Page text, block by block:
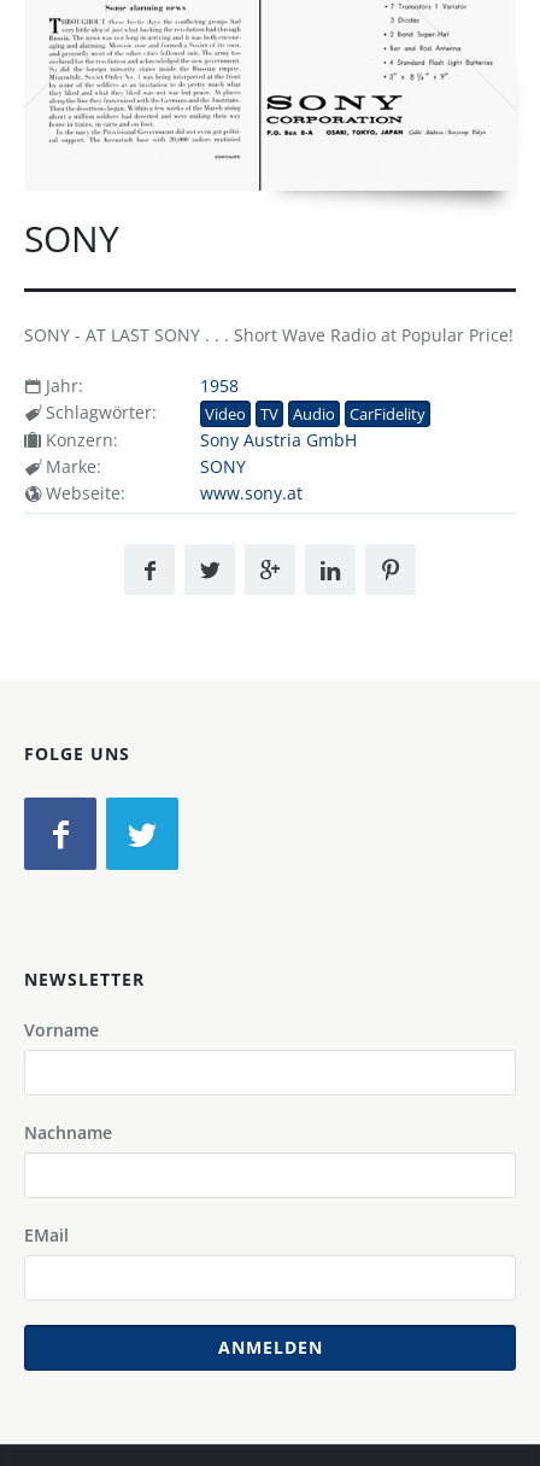
SONY
SONY - AT LAST SONY . . . Short Wave Radio at Popular Price!
Jahr:
1958
Schlagwörter:
Video TV Audio CarFidelity
Konzern:
Sony Austria GmbH
Marke:
SONY
Webseite:
www.sony.at
FOLGE UNS
NEWSLETTER
Vorname
Nachname
EMail
ANMELDEN